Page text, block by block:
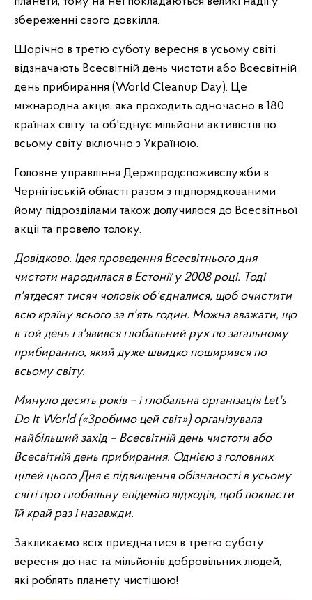
збереженні свого довкілля.
Щорічно в третю суботу вересня в усьому світі
відзначають Всесвітній день чистоти або Всесвітній
день прибирання (World Cleanup Day). Це
міжнародна акція, яка проходить одночасно в 180
країнах світу та об'єднує мільйони активістів по
всьому світу включно з Україною.
Головне управління Держпродспоживслужби в
Чернігівській області разом з підпорядкованими
йому підрозділами також долучилося до Всесвітньої
акції та провело толоку.
Довідково. Ідея проведення Всесвітнього дня
чистоти народилася в Естонії у 2008 році. Тоді
п'ятдесят тисяч чоловік об'єдналися, щоб очистити
всю країну всього за п'ять годин. Можна вважати, що
в той день і з'явився глобальний рух по загальному
прибиранню, який дуже швидко поширився по
всьому світу.
Минуло десять років – і глобальна організація Let's
Do It World («Зробимо цей світ») організувала
найбільший захід – Всесвітній день чистоти або
Всесвітній день прибирання. Однією з головних
цілей цього Дня є підвищення обізнаності в усьому
світі про глобальну епідемію відходів, щоб покласти
їй край раз і назавжди.
Закликаємо всіх приєднатися в третю суботу
вересня до нас та мільйонів добровільних людей,
які роблять планету чистішою!